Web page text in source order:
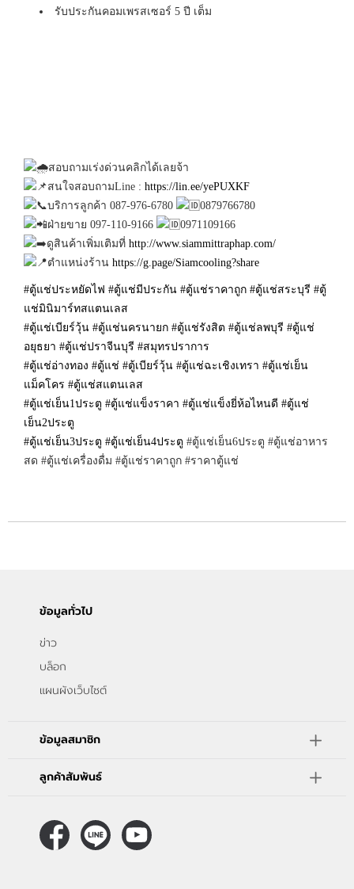
รับประกันคอมเพรสเซอร์ 5 ปี เต็ม
สอบถามเร่งด่วนคลิกได้เลยจ้า
สนใจสอบถามLine : https://lin.ee/yePUXKF
บริการลูกค้า 087-976-6780
0879766780
ฝ่ายขาย 097-110-9166
0971109166
ดูสินค้าเพิ่มเติมที่ http://www.siammittraphap.com/
ตำแหน่งร้าน https://g.page/Siamcooling?share
#ตู้แช่ประหยัดไฟ #ตู้แช่มีประกัน #ตู้แช่ราคาถูก #ตู้แช่สระบุรี #ตู้
แช่มินิมาร์ทสแตนเลส
#ตู้แช่เบียร์วุ้น #ตู้แช่นครนายก #ตู้แช่รังสิต #ตู้แช่ลพบุรี #ตู้แช่
อยุธยา #ตู้แช่ปราจีนบุรี #สมุทรปราการ
#ตู้แช่อ่างทอง #ตู้แช่ #ตู้เบียร์วุ้น #ตู้แช่ฉะเชิงเทรา #ตู้แช่เย็น
แม็คโคร #ตู้แช่สแตนเลส
#ตู้แช่เย็น1ประตู #ตู้แช่แข็งราคา #ตู้แช่แข็งยี่ห้อไหนดี #ตู้แช่
เย็น2ประตู
#ตู้แช่เย็น3ประตู #ตู้แช่เย็น4ประตู #ตู้แช่เย็น6ประตู #ตู้แช่อาหาร
สด #ตู้แช่เครื่องดื่ม #ตู้แช่ราคาถูก #ราคาตู้แช่
ข้อมูลทั่วไป
ข่าว
บล็อก
แผนผังเว็บไซต์
ข้อมูลสมาชิก
ลูกค้าสัมพันธ์